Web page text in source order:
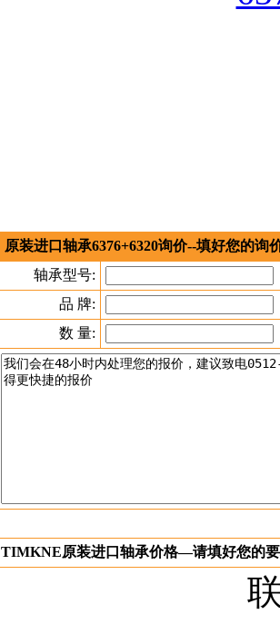
原装进口轴承6376+6320询价--填好您的询
轴承型号:
品 牌:
数 量:
TIMKNE原装进口轴承价格—请填好您的